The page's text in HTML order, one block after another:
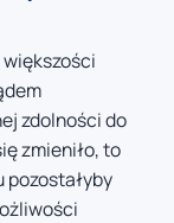
większości
zdolności do
zmieniło, to
pozostałyby